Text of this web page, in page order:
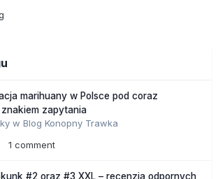
marihuany w Polsce pod coraz
zapytania
w Blog Konopny Trawka
1 comment
#2 oraz #3 XXL – recenzja odpornych